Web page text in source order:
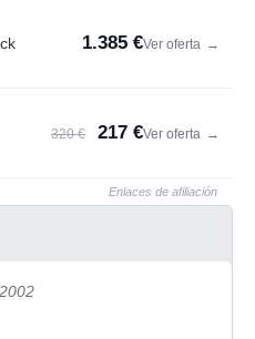
1.385 €Ver oferta →
320 € 217 €Ver oferta →
Enlaces de afiliación